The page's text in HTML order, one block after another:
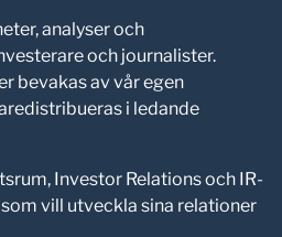
analyser och
och journalister.
bevakas av vår egen
i ledande
Investor Relations och IR-
vill utveckla sina relationer